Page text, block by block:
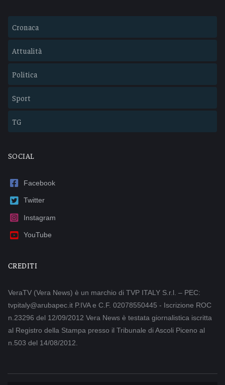
Cronaca
Attualità
Politica
Sport
TG
SOCIAL
Facebook
Twitter
Instagram
YouTube
CREDITI
VeraTV (Vera News) è un marchio di TVP ITALY S.r.l. – PEC:
tvpitaly@arubapec.it P.IVA e C.F. 02078550445 - Iscrizione ROC
n.23296 del 12/09/2012 Vera News è testata giornalistica iscritta
al Registro della Stampa presso il Tribunale di Ascoli Piceno al
n.503 del 14/08/2012.